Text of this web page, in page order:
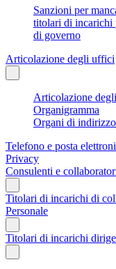
Sanzioni per
titolari di incarichi
di governo
Articolazione degli uffici
Articolazione
Organigramma
Organi di
Telefono e posta
Privacy
Consulenti e
Titolari di incarichi di
Personale
Titolari di incarichi